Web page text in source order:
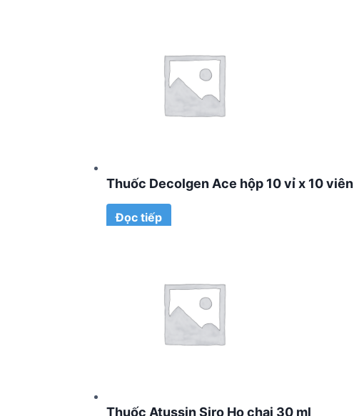
Thuốc Decolgen Ace hộp 10 vỉ x 10 viên
Đọc tiếp
Thuốc Atussin Siro Ho chai 30 ml